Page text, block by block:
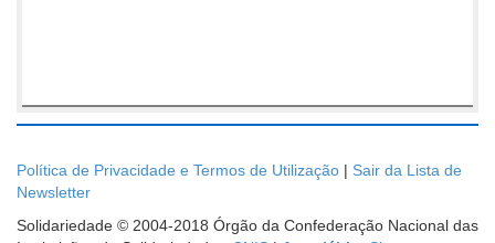
Política de Privacidade e Termos de Utilização | Sair da Lista de
Newsletter
Solidariedade © 2004-2018 Órgão da Confederação Nacional das